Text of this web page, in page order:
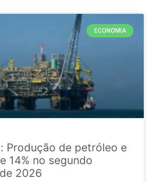
ECONOMIA
Produção de petróleo e
14% no segundo
2026